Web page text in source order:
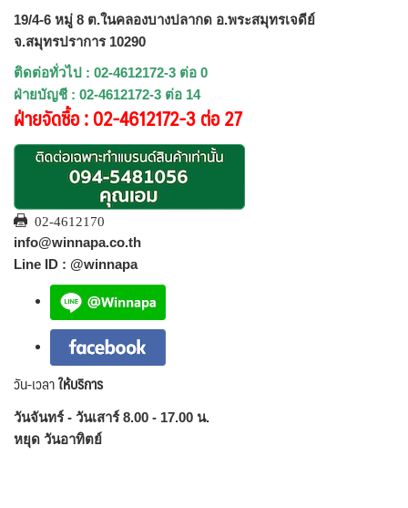
19/4-6 หมู่ 8 ต.ในคลองบางปลากด อ.พระสมุทรเจดีย์
จ.สมุทรปราการ 10290
ติดต่อทั่วไป : 02-4612172-3 ต่อ 0
ฝ่ายบัญชี : 02-4612172-3 ต่อ 14
ฝ่ายจัดซื้อ : 02-4612172-3 ต่อ 27
02-4612170
info@winnapa.co.th
Line ID : @winnapa
วัน-เวลาให้บริการ
วันจันทร์ - วันเสาร์ 8.00 - 17.00 น.
หยุด วันอาทิตย์